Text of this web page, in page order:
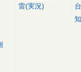
雷(実況)